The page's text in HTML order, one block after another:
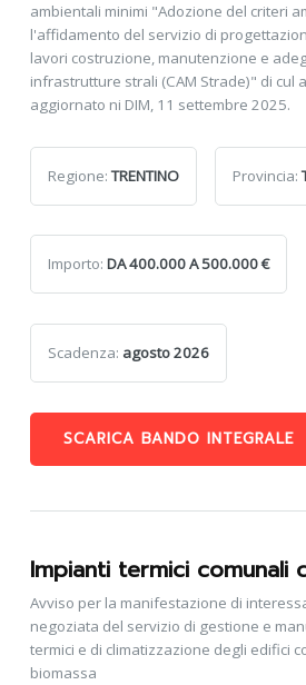
ambientali minimi "Adozione del criteri
l'affidamento del servizio di
lavori costruzione, manutenzione e
infrastrutture strali (CAM Strade)" di cul
aggiornato ni DIM, 11 settembre 2025.
Regione:TRENTINO Provincia:
Importo: DA 400.000 A 500.000 €
Scadenza: agosto 2026
SCARICA BANDO INTEGRALE
Impianti termici comunali
Avviso per la manifestazione di
negoziata del servizio di gestione e
termici e di climatizzazione degli edifici
biomassa